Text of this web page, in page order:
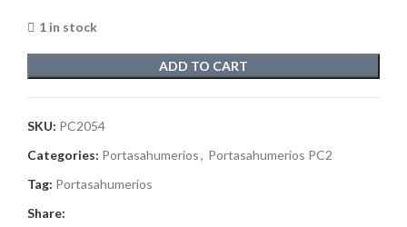
1 in stock
ADD TO CART
SKU: PC2054
Categories: Portasahumerios, Portasahumerios PC2
Tag: Portasahumerios
Share: